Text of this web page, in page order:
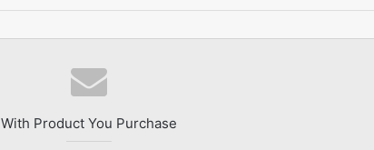
With Product You Purchase